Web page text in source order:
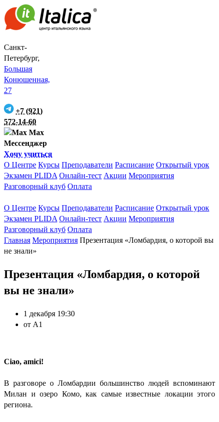
Санкт-
Петербург,
Большая
Конюшенная,
27
+7 (921)
572-14-60
Max
Мессенджер
Хочу учиться
О Центре Курсы Преподаватели Расписание Открытый урок
Экзамен PLIDA Онлайн-тест Акции Мероприятия
Разговорный клуб Оплата
О Центре Курсы Преподаватели Расписание Открытый урок
Экзамен PLIDA Онлайн-тест Акции Мероприятия
Разговорный клуб Оплата
Главная Мероприятия Презентация «Ломбардия, о которой вы
не знали»
Презентация «Ломбардия, о которой
вы не знали»
1 декабря 19:30
от А1
Ciao, amici!
В разговоре о Ломбардии большинство людей вспоминают
Милан и озеро Комо, как самые известные локации этого
региона.